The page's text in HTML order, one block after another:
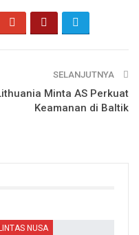
SELANJUTNYA
Minta AS Perkuat
Keamanan di Baltik
NUSA